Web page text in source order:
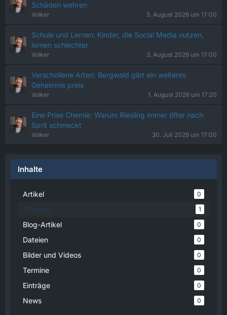
Schäden wehren
Volker 5. August 2026 um 17:00
Schule und Lernen: Kinder, die Social Media nutzen,
lernen schlechter
Volker 3. August 2026 um 17:00
Verschollene Arten: Bergwald gibt ein weiteres
Geheimnis preis
Volker 1. August 2026 um 17:20
Eine Prise Chemie: Warum Riesling immer öfter nach
Sprit schmeckt
Volker 30. Juli 2026 um 17:00
Inhalte
Artikel 0
Themen 1
Blog-Artikel 0
Dateien 0
Bilder und Videos 0
Termine 0
Einträge 0
News 0